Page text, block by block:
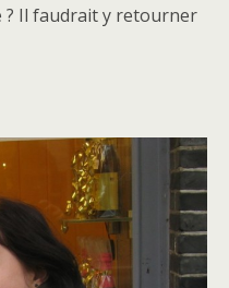
? Il faudrait y retourner